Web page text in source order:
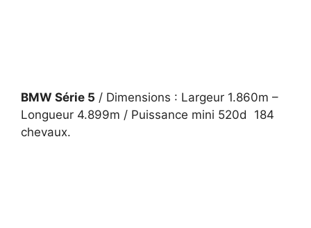
BMW Série 5 / Dimensions : Largeur 1.860m –
Longueur 4.899m / Puissance mini 520d 184
chevaux.